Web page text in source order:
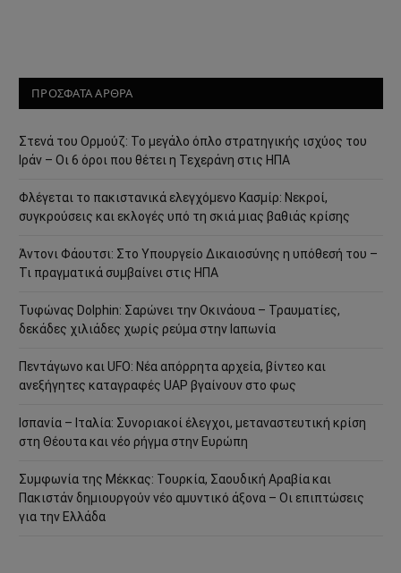
ΠΡΟΣΦΑΤΑ ΑΡΘΡΑ
Στενά του Ορμούζ: Το μεγάλο όπλο στρατηγικής ισχύος του
Ιράν – Οι 6 όροι που θέτει η Τεχεράνη στις ΗΠΑ
Φλέγεται το πακιστανικά ελεγχόμενο Κασμίρ: Νεκροί,
συγκρούσεις και εκλογές υπό τη σκιά μιας βαθιάς κρίσης
Άντονι Φάουτσι: Στο Υπουργείο Δικαιοσύνης η υπόθεσή του –
Τι πραγματικά συμβαίνει στις ΗΠΑ
Τυφώνας Dolphin: Σαρώνει την Οκινάουα – Τραυματίες,
δεκάδες χιλιάδες χωρίς ρεύμα στην Ιαπωνία
Πεντάγωνο και UFO: Νέα απόρρητα αρχεία, βίντεο και
ανεξήγητες καταγραφές UAP βγαίνουν στο φως
Ισπανία – Ιταλία: Συνοριακοί έλεγχοι, μεταναστευτική κρίση
στη Θέουτα και νέο ρήγμα στην Ευρώπη
Συμφωνία της Μέκκας: Τουρκία, Σαουδική Αραβία και
Πακιστάν δημιουργούν νέο αμυντικό άξονα – Οι επιπτώσεις
για την Ελλάδα